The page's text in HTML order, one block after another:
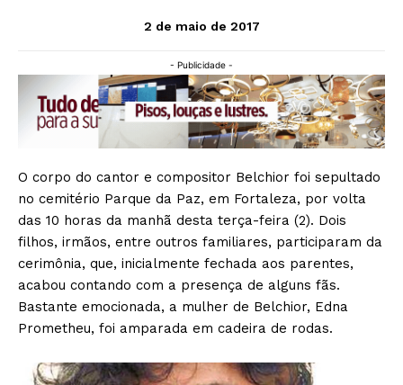
2 de maio de 2017
- Publicidade -
O corpo do cantor e compositor Belchior foi sepultado
no cemitério Parque da Paz, em Fortaleza, por volta
das 10 horas da manhã desta terça-feira (2). Dois
filhos, irmãos, entre outros familiares, participaram da
cerimônia, que, inicialmente fechada aos parentes,
acabou contando com a presença de alguns fãs.
Bastante emocionada, a mulher de Belchior, Edna
Prometheu, foi amparada em cadeira de rodas.